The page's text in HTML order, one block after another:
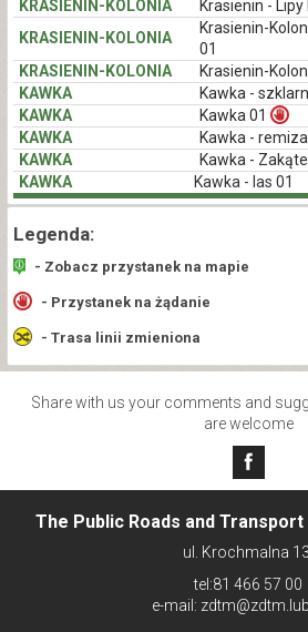
KRASIENIN-KOLONIA
Krasienin - Lipy
KRASIENIN-KOLONIA
Krasienin-
01
KRASIENIN-KOLONIA
Krasienin-
KAWKA
Kawka -
KAWKA
Kawka 01
KAWKA
Kawka - remiza
KAWKA
Kawka -
KAWKA
Kawka - las 01
Legenda:
- Zobacz przystanek na mapie
- Przystanek na żądanie
- Trasa linii zmieniona
Share with us your comments and
are welcome
The Public Roads and
ul. Krochmalna
tel:81 466 57 00
e-mail: